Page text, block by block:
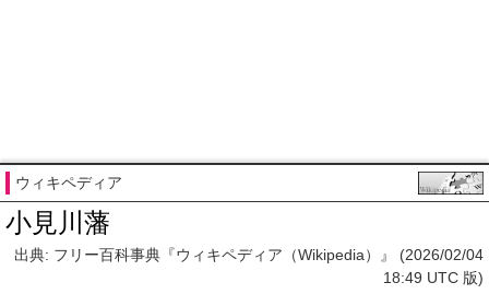
ウィキペディア
小見川藩
出典: フリー百科事典『ウィキペディア（Wikipedia）』 (2026/02/04
18:49 UTC 版)